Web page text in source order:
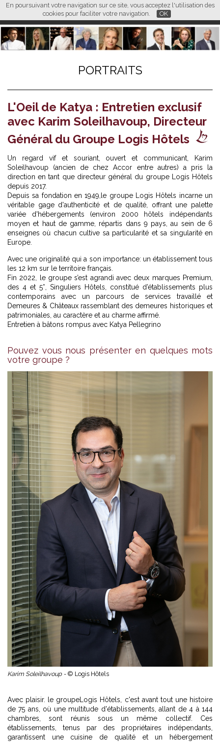
En poursuivant votre navigation sur ce site, vous acceptez l'utilisation des
cookies pour faciliter votre navigation.
OK
FR EN CN
L M
PORTRAITS
L'Oeil de Katya : Entretien exclusif
avec Karim Soleilhavoup, Directeur
Général du Groupe Logis Hôtels
Un regard vif et souriant, ouvert et communicant, Karim
Soleilhavoup (ancien de chez Accor entre autres) a pris la
direction en tant que directeur général du groupe Logis Hôtels
depuis 2017.
Depuis sa fondation en 1949,le groupe Logis Hôtels incarne un
véritable gage d'authenticité et de qualité, offrant une palette
variée d'hébergements (environ 2000 hôtels indépendants
moyen et haut de gamme, répartis dans 9 pays, au sein de 6
enseignes où chacun cultive sa particularité et sa singularité en
Europe.
Avec une originalité qui a son importance: un établissement tous
les 12 km sur le territoire français.
Fin 2022, le groupe s’est agrandi avec deux marques Premium,
des 4 et 5*, Singuliers Hôtels, constitué d’établissements plus
contemporains avec un parcours de services travaillé et
Demeures & Châteaux rassemblant des demeures historiques et
patrimoniales, au caractère et au charme affirmé.
Entretien à bâtons rompus avec Katya Pellegrino
Pouvez vous nous présenter en quelques mots
votre groupe ?
Karim Soleilhavoup - © Logis Hôtels
Avec plaisir. le groupeLogis Hôtels, c'est avant tout une histoire
de 75 ans, où une multitude d'établissements, allant de 4 à 144
chambres, sont réunis sous un même collectif. Ces
établissements, tenus par des propriétaires indépendants,
garantissent une cuisine de qualité et un hébergement